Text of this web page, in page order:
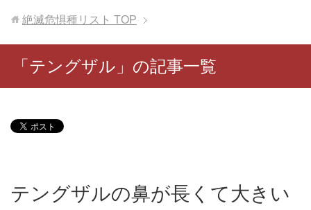
絶滅危惧種リスト TOP
「テングザル」の記事一覧
テングザルの鼻が長くて大きい